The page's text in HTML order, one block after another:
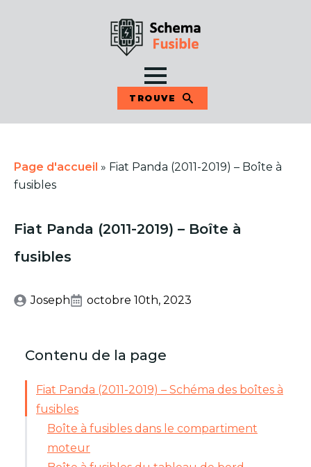
TROUVE
Page d'accueil » Fiat Panda (2011-2019) – Boîte à
fusibles
Fiat Panda (2011-2019) – Boîte à
fusibles
Joseph octobre 10th, 2023
Contenu de la page
Fiat Panda (2011-2019) – Schéma des boîtes à
fusibles
Boîte à fusibles dans le compartiment
moteur